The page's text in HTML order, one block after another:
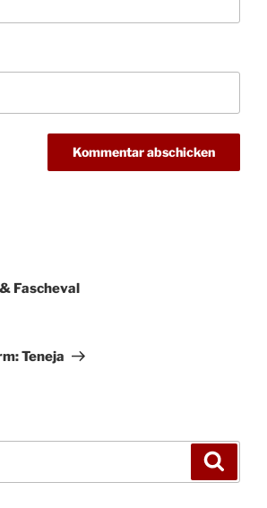
Fascheval
Teneja